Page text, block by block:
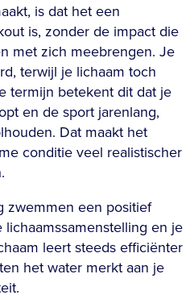
is dat het een
is, zonder de impact die
met zich meebrengen. Je
terwijl je lichaam toch
termijn betekent dit dat je
en de sport jarenlang,
Dat maakt het
conditie veel realistischer
zwemmen een positief
en je
leert steeds efficiënter
het water merkt aan je